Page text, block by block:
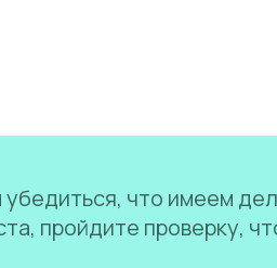
что имеем
пройдите проверку,